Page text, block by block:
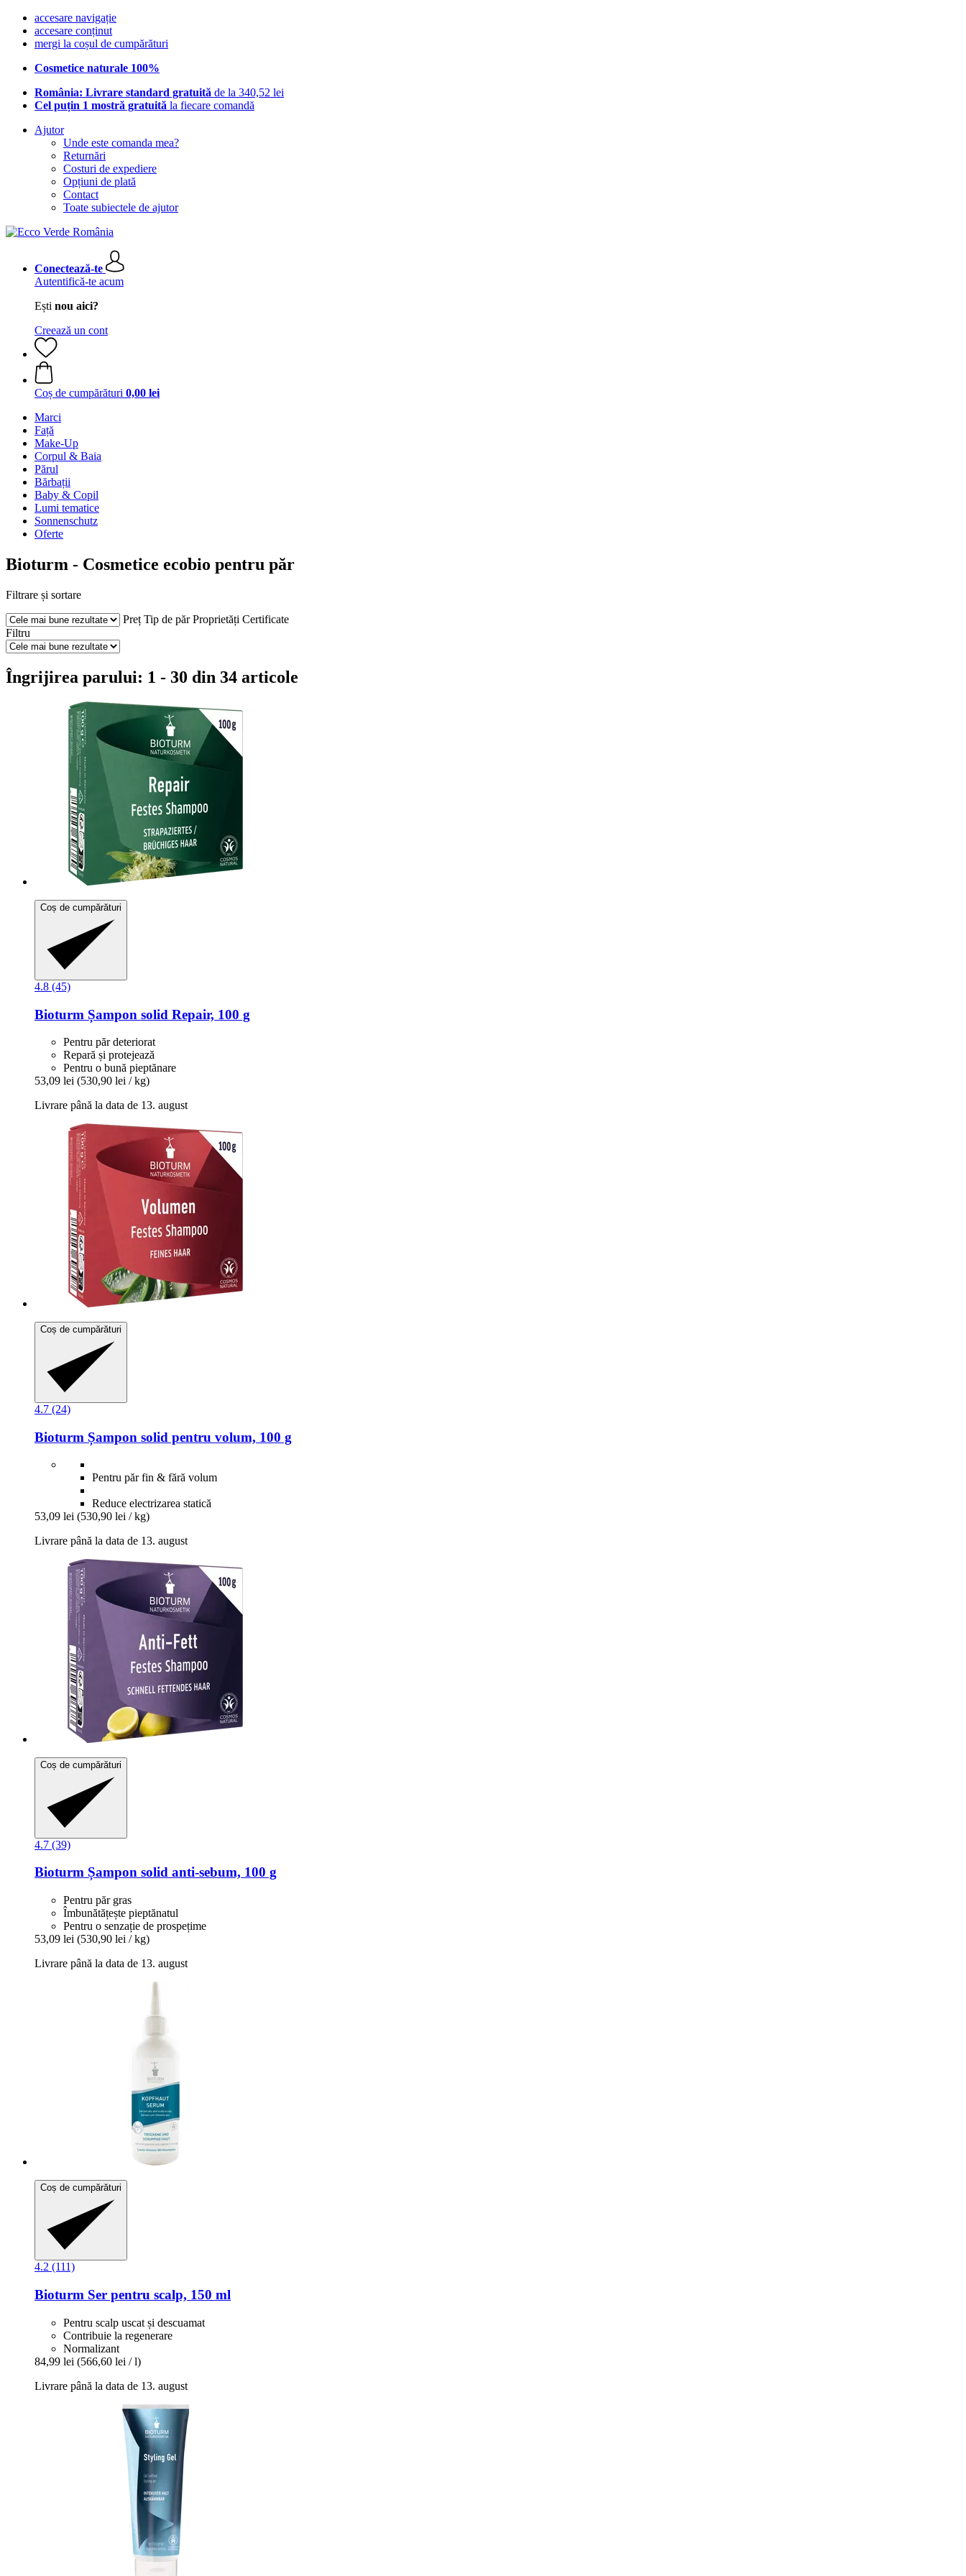
accesare navigație
accesare conținut
mergi la coșul de cumpărături
Cosmetice naturale 100%
România: Livrare standard gratuită de la 340,52 lei
Cel puțin 1 mostră gratuită la fiecare comandă
Ajutor
Unde este comanda mea?
Returnări
Costuri de expediere
Opțiuni de plată
Contact
Toate subiectele de ajutor
Conectează-te
Autentifică-te acum
Ești nou aici?
Creează un cont
Coș de cumpărături 0,00 lei
Marci
Față
Make-Up
Corpul & Baia
Părul
Bărbații
Baby & Copil
Lumi tematice
Sonnenschutz
Oferte
Bioturm - Cosmetice ecobio pentru păr
Filtrare și sortare
Preț Tip de păr Proprietăți Certificate
Filtru
Îngrijirea parului: 1 - 30 din 34 articole
Coș de cumpărături
4.8 (45)
Bioturm Șampon solid Repair, 100 g
Pentru păr deteriorat
Repară și protejează
Pentru o bună pieptănare
53,09 lei (530,90 lei / kg)
Livrare până la data de 13. august
Coș de cumpărături
4.7 (24)
Bioturm Șampon solid pentru volum, 100 g
Pentru păr fin & fără volum
Reduce electrizarea statică
53,09 lei (530,90 lei / kg)
Livrare până la data de 13. august
Coș de cumpărături
4.7 (39)
Bioturm Șampon solid anti-​sebum, 100 g
Pentru păr gras
Îmbunătățește pieptănatul
Pentru o senzație de prospețime
53,09 lei (530,90 lei / kg)
Livrare până la data de 13. august
Coș de cumpărături
4.2 (111)
Bioturm Ser pentru scalp, 150 ml
Pentru scalp uscat și descuamat
Contribuie la regenerare
Normalizant
84,99 lei (566,60 lei / l)
Livrare până la data de 13. august